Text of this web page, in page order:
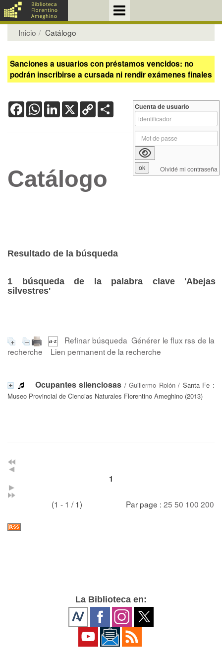
Inicio Catálogo
Sanciones a usuarios con préstamos vencidos: no
podrán inscribirse a cursada ni rendir exámenes finales
FacebookWhatsApp
LinkedIn
X Copy
Link
Catálogo
Resultado de la búsqueda
1 búsqueda de la palabra clave 'Abejas
silvestres'
Refinar búsqueda Générer le flux rss de la
recherche
Lien permanent de la recherche
Ocupantes silenciosas /Guillermo Rolón/ Santa Fe :
Museo Provincial de Ciencias Naturales Florentino Ameghino (2013)
1
(1 - 1 / 1) Par page : 25 50 100 200
Cuenta de usuario
Olvidé mi contraseña
La Biblioteca en: